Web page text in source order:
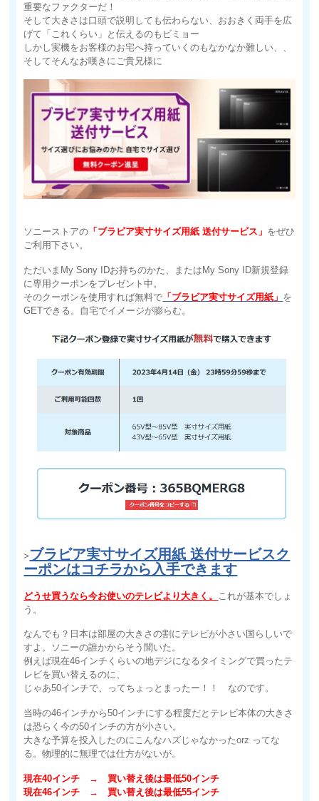
重要なファクターだ！
そして大きさは口頭で説明しても伝わらない、おおきく両手を広
げて「これくらい」と伝えるのもビミョー
しかし実機をお客様のお宅へ持っていくのもなかなか難しい、、
そしてそんなお嘆きにご貴兄様に
ソニーストアの 「ブラビア実寸サイズ用紙 送付サービス」 をぜひ
ご利用下さい。
ただいまMy Sony IDお持ちのかた、またはMy Sony ID新規登録
に専用クーポンをプレゼント中。
そのクーポンを使用すれば無料で 「ブラビア実寸サイズ用紙」 を
GETできる。自宅でイメージが膨らむ。
>ブラビア実寸サイズ用紙 送付サービスク
ーポンはコチラから入手できます
どうせ買うなら今お使いのテレビより大きく。
これが基本でしょ
う。
なんでも？日本は部屋の大きさの割にテレビが小さい国らしいで
すよ。ソニーの誰かからそう聞いた。
例えば現在46インチくらいの地デジになるタイミングで買ったテ
レビを買い替えるのに、
じゃあ50インチで、ってちょっとまったー！！ なのです。
当時の46インチから50インチにする程度だとテレビ本体の大きさ
は恐らく今の50インチの方が小さい。
大きな予算を投入したのにこんなハズじゃなかったorz ってな
る。物理的に無理では仕方がないが。
現在40インチ → 買い替え後は最低50インチ
現在46インチ → 買い替え後は最低55インチ